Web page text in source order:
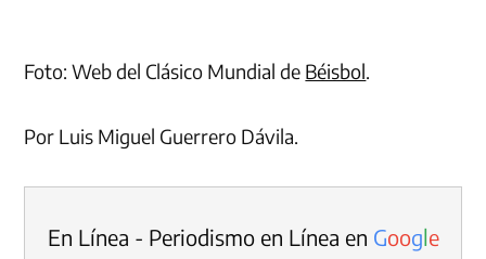
Foto: Web del Clásico Mundial de Béisbol.
Por Luis Miguel Guerrero Dávila.
En Línea - Periodismo en Línea en Google